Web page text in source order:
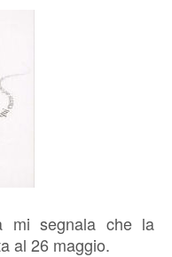
mi segnala che la
al 26 maggio.